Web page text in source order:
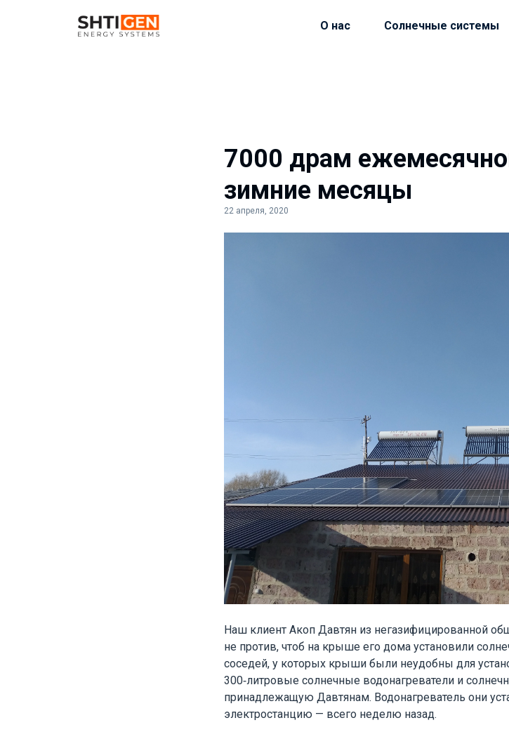
О нас Солнечные системы
7000 драм
зимние месяцы
22 апреля, 2020
Наш клиент Акоп Давтян из негазифицированной
не против, чтоб на крыше его дома установили
соседей, у которых крыши были неудобны для
300-литровые солнечные водонагреватели и
принадлежащую Давтянам. Водонагреватель они
электростанцию — всего неделю назад.